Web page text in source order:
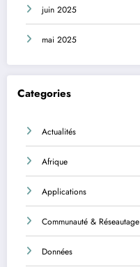
juin 2025
mai 2025
Categories
Actualités
Afrique
Applications
Communauté & Réseautage
Données